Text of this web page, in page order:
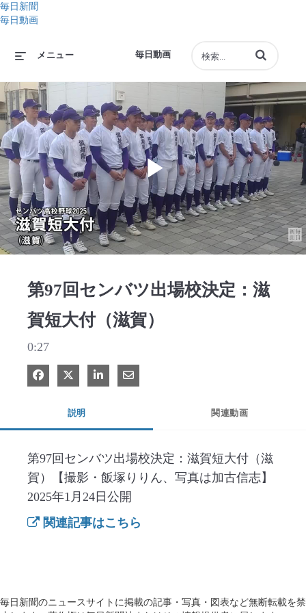
毎日新聞
毎日動画
毎日動画
メニュー 動画の検索語句
Play
第97回センバツ出場校決定：滋
賀短大付（滋賀）
0:27
Facebook で共有
Xで共有する
LinkedIn で共有
電子メールで共有
説明 関連動画
第97回センバツ出場校決定：滋賀短大付（滋
賀）【撮影・飯塚りりん、写真は加古信志】
2025年1月24日公開
関連記事はこちら
毎日新聞のニュースサイトに掲載の記事・写真・図表など無断転載を禁